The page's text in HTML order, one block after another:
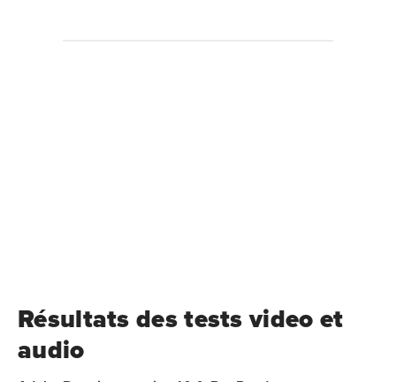
Résultats des tests video et
audio